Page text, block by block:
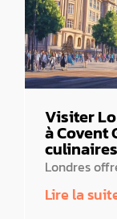
Visiter
à Covent
Londres
Lire la